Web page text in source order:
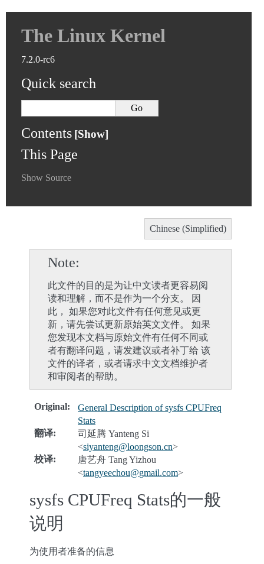
The Linux Kernel
7.2.0-rc6
Quick search
Contents
This Page
Show Source
Chinese (Simplified)
Note
此文件的目的是为让中文读者更容易阅
读和理解，而不是作为一个分支。 因
此， 如果您对此文件有任何意见或更
新，请先尝试更新原始英文文件。 如果
您发现本文档与原始文件有任何不同或
者有翻译问题，请发建议或者补丁给 该
文件的译者，或者请求中文文档维护者
和审阅者的帮助。
Original:
General Description of sysfs CPUFreq
Stats
翻译:
司延腾 Yanteng Si
<siyanteng@loongson.cn>
校译:
唐艺舟 Tang Yizhou
<tangyeechou@gmail.com>
sysfs CPUFreq Stats的一般
说明
为使用者准备的信息